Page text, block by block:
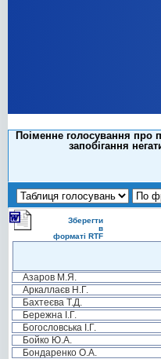
Поіменне голосування про
запобігання
Зберегти
в
форматі RTF
Азаров М.Я.
Аркаллаєв Н.Г.
Бахтеєва Т.Д.
Бережна І.Г.
Богословська І.Г.
Бойко Ю.А.
Бондаренко О.А.